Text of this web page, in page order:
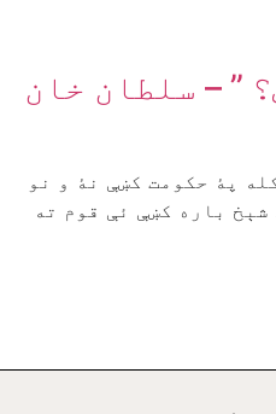
” – سلطان خان
پۀ حکومت کښې نۀ و نو
باره کښې ئې قوم ته